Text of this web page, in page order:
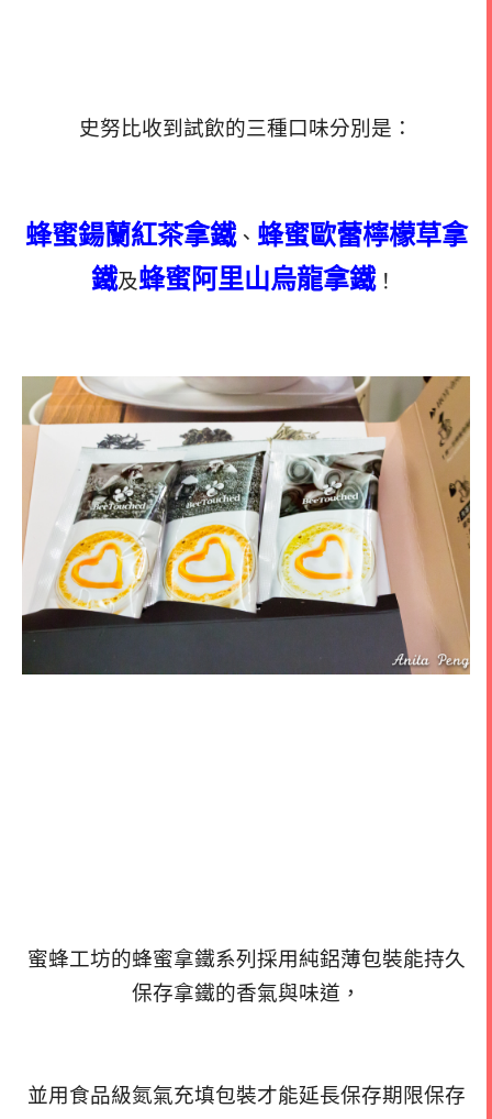
史努比收到試飲的三種口味分別是：
蜂蜜鍚蘭紅茶拿鐵、 蜂蜜歐蕾檸檬草拿
鐵及蜂蜜阿里山烏龍拿鐵！
蜜蜂工坊的蜂蜜拿鐵系列採用純鋁薄包裝能持久
保存拿鐵的香氣與味道，
並用食品級氮氣充填包裝才能延長保存期限保存